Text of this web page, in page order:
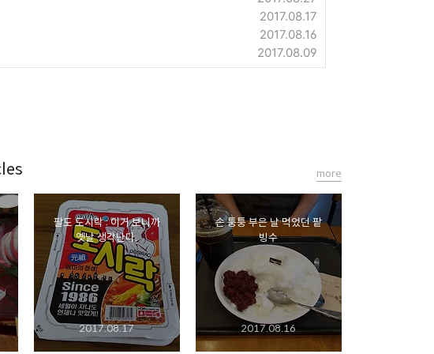
2017.08.17
2017.08.16
2017.08.09
팔도 도시락 : 이거 보니까
옛날 생각난다.
2017.08.17
손 퉁퉁 부은 날 먹었던 팥
빙수
2017.08.16
more